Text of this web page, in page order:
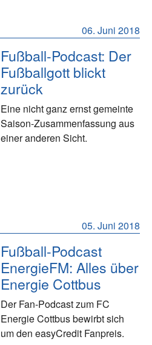
06. Juni 2018
Fußball-Podcast: Der
Fußballgott blickt
zurück
Eine nicht ganz ernst gemeinte
Saison-Zusammenfassung aus
einer anderen Sicht.
05. Juni 2018
Fußball-Podcast
EnergieFM: Alles über
Energie Cottbus
Der Fan-Podcast zum FC
Energie Cottbus bewirbt sich
um den easyCredit Fanpreis.